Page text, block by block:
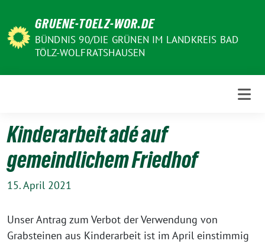
zum
Inhalt
GRUENE-TOELZ-WOR.DE
BÜNDNIS 90/DIE GRÜNEN IM LANDKREIS BAD
TÖLZ-WOLFRATSHAUSEN
Kinderarbeit adé auf
gemeindlichem Friedhof
15. April 2021
Unser Antrag zum Verbot der Verwendung von
Grabsteinen aus Kinderarbeit ist im April einstimmig